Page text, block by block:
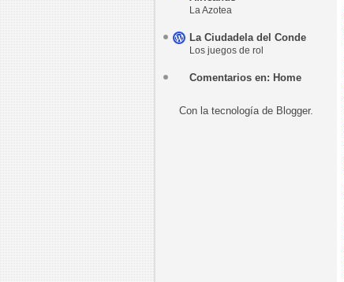
La Azotea
La Ciudadela del Conde
Los juegos de rol
Comentarios en: Home
Con la tecnología de Blogger.